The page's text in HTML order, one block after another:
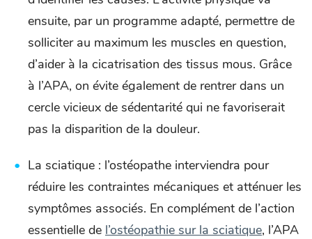
ensuite, par un programme adapté, permettre de
solliciter au maximum les muscles en question,
d’aider à la cicatrisation des tissus mous. Grâce
à l’APA, on évite également de rentrer dans un
cercle vicieux de sédentarité qui ne favoriserait
pas la disparition de la douleur.
La sciatique : l’ostéopathe interviendra pour
réduire les contraintes mécaniques et atténuer les
symptômes associés. En complément de l’action
essentielle de l’ostéopathie sur la sciatique, l’APA